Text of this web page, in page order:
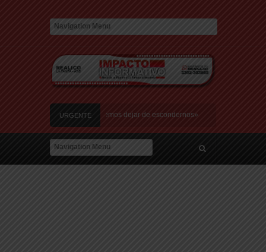
URGENTE
amor: «Hoy, por fin, podemos dejar de escondernos»
y a su «política exterior ideologizada y de confrontación»